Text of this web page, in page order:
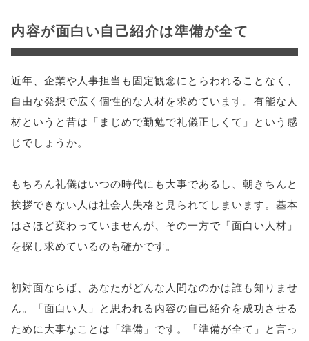
内容が面白い自己紹介は準備が全て
近年、企業や人事担当も固定観念にとらわれることなく、
自由な発想で広く個性的な人材を求めています。有能な人
材というと昔は「まじめで勤勉で礼儀正しくて」という感
じでしょうか。
もちろん礼儀はいつの時代にも大事であるし、朝きちんと
挨拶できない人は社会人失格と見られてしまいます。基本
はさほど変わっていませんが、その一方で「面白い人材」
を探し求めているのも確かです。
初対面ならば、あなたがどんな人間なのかは誰も知りませ
ん。「面白い人」と思われる内容の自己紹介を成功させる
ために大事なことは「準備」です。「準備が全て」と言っ